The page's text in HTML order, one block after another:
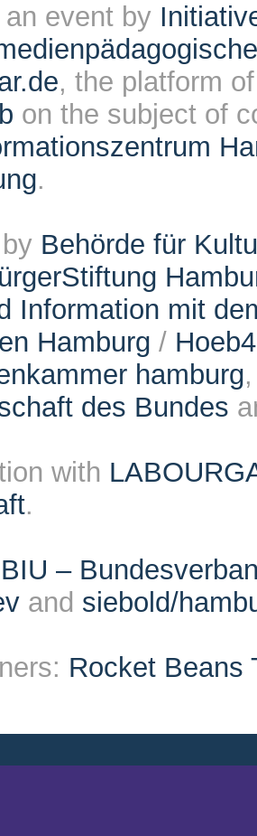
an event by
, the platform
on the subject of
.
Behörde für
Information mit
Hamburg /
hamburg
des Bundes
with
.
BIU –
and siebold/
Rocket Beans